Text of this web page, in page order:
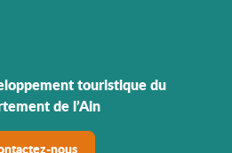
touristique du
de l’Ain